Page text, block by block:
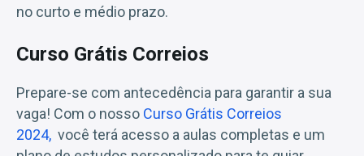
no curto e médio prazo.
Curso Grátis Correios
Prepare-se com antecedência para garantir a sua
vaga! Com o nosso Curso Grátis Correios
2024, você terá acesso a aulas completas e um